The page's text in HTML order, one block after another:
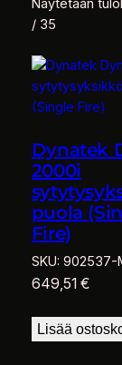
Näytetään
/ 35Sorted
latest
Dynatek
2000i
puola
Fire)
SKU: 902537-
649,51 €
Lisää